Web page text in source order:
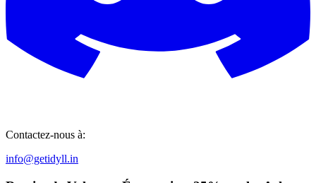
Contactez-nous à:
info@getidyll.in